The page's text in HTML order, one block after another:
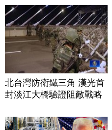
北台灣防衛鐵三角 漢光首
封淡江大橋驗證阻敵戰略